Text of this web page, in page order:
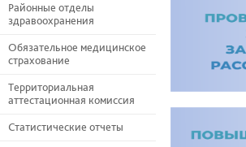
Районные отделы
здравоохранения
Обязательное медицинское
страхование
Территориальная
аттестационная комиссия
Статистические отчеты